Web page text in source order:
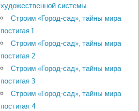
художественной системы
Строим «Город-сад», тайны мира
постигая 1
Строим «Город-сад», тайны мира
постигая 2
Строим «Город-сад», тайны мира
постигая 3
Строим «Город-сад», тайны мира
постигая 4